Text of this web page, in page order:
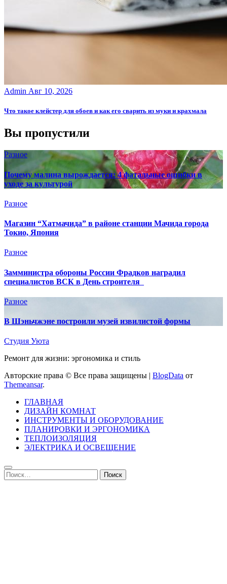
Admin Авг 10, 2026
Что такое клейстер для обоев и как его сварить из муки и крахмала
Вы пропустили
Разное
Почему малина вырождается: 4 фатальные ошибки в
уходе за культурой
Разное
Магазин “Хатмачида” в районе станции Мачида города
Токио, Япония
Разное
Замминистра обороны России Фрадков наградил
специалистов ВСК в День строителя
Разное
В Шэньчжэне построили музей извилистой формы
Студия Уюта
Ремонт для жизни: эргономика и стиль
Авторские права © Все права защищены | BlogData от
Themeansar.
ГЛАВНАЯ
ДИЗАЙН КОМНАТ
ИНСТРУМЕНТЫ И ОБОРУДОВАНИЕ
ПЛАНИРОВКИ И ЭРГОНОМИКА
ТЕПЛОИЗОЛЯЦИЯ
ЭЛЕКТРИКА И ОСВЕЩЕНИЕ
Найти: